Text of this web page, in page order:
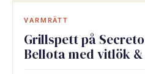
VARMRÄTT
Grillspett på
Bellota med vitlök &